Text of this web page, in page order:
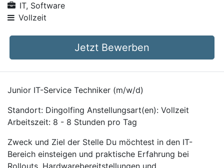
IT, Software
Vollzeit
Jetzt Bewerben
Junior IT-Service Techniker (m/w/d)
Standort: Dingolfing Anstellungsart(en): Vollzeit
Arbeitszeit: 8 - 8 Stunden pro Tag
Zweck und Ziel der Stelle Du möchtest in den IT-
Bereich einsteigen und praktische Erfahrung bei
Rollouts, Hardwarebereitstellungen und